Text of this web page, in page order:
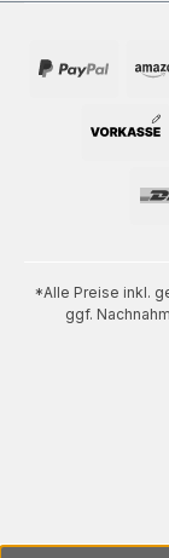
*Alle Preise inkl.
ggf.